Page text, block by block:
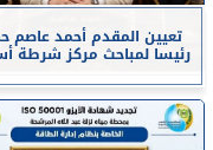
تعيين المقدم أحمد عاصم
رئيسا لمباحث مركز شرطة